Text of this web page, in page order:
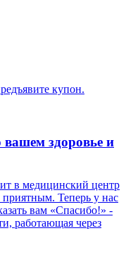
купон.
здоровье и
в медицинский центр
Теперь у нас
вам «Спасибо!» -
работающая через